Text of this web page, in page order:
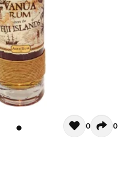
il n'y a aucun 0 0